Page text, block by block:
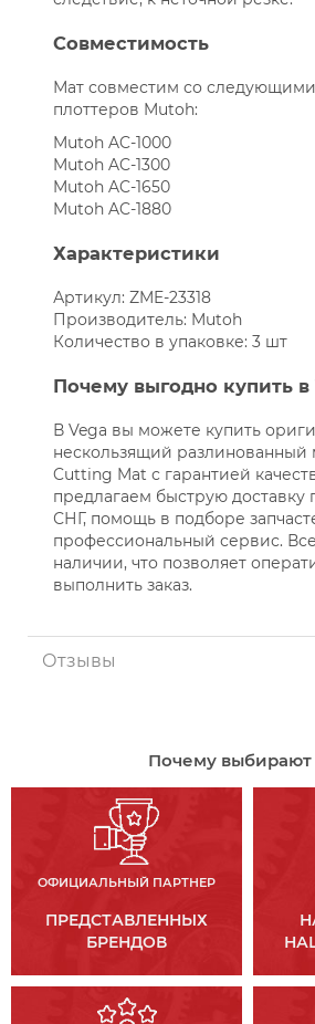
Совместимость
Мат совместим со
плоттеров Mutoh:
Mutoh AC-1000
Mutoh AC-1300
Mutoh AC-1650
Mutoh AC-1880
Характеристики
Артикул: ZME-23318
Производитель: Mutoh
Количество в упаковке: 3 шт
Почему выгодно купить в
В Vega вы можете купить
нескользящий разлинованный
Cutting Mat с гарантией
предлагаем быструю доставку
СНГ, помощь в подборе
профессиональный сервис.
наличии, что позволяет
выполнить заказ.
Отзывы
Почему выбирают
ОФИЦИАЛЬНЫЙ ПАРТНЕР
ПРЕДСТАВЛЕННЫХ
БРЕНДОВ